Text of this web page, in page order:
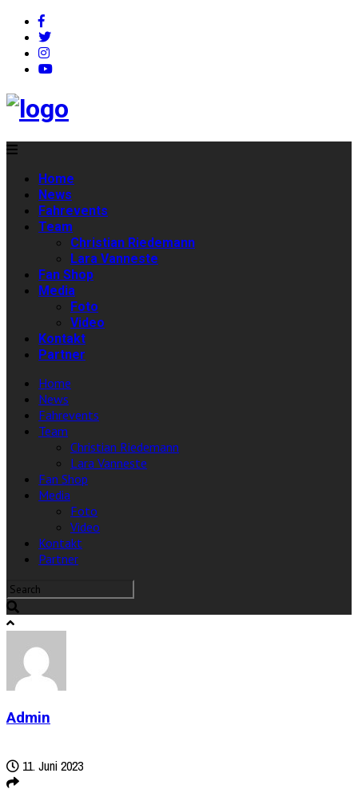
Home
News
Fahrevents
Team
Christian Riedemann
Lara Vanneste
Fan Shop
Media
Foto
Video
Kontakt
Partner
Home
News
Fahrevents
Team
Christian Riedemann
Lara Vanneste
Fan Shop
Media
Foto
Video
Kontakt
Partner
Admin
11. Juni 2023